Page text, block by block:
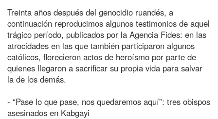
Treinta años después del genocidio ruandés, a
continuación reproducimos algunos testimonios de aquel
trágico período, publicados por la Agencia Fides: en las
atrocidades en las que también participaron algunos
católicos, florecieron actos de heroísmo por parte de
quienes llegaron a sacrificar su propia vida para salvar
la de los demás.
- “Pase lo que pase, nos quedaremos aquí”: tres obispos
asesinados en Kabgayi